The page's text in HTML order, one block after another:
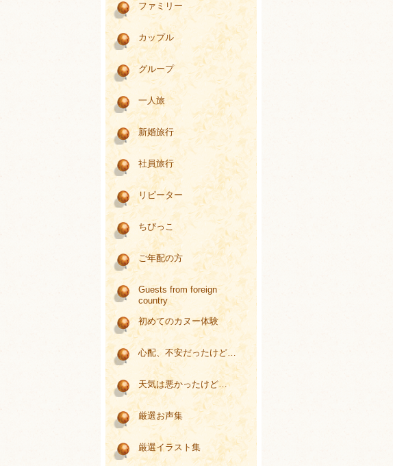
ファミリー
カップル
グループ
一人旅
新婚旅行
社員旅行
リピーター
ちびっこ
ご年配の方
Guests from foreign
country
初めてのカヌー体験
心配、不安だったけど…
天気は悪かったけど…
厳選お声集
厳選イラスト集